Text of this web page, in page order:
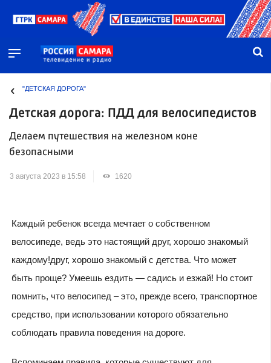
"ДЕТСКАЯ ДОРОГА"
Детская дорога: ПДД для велосипедистов
Делаем путешествия на железном коне
безопасными
3 августа 2023 в 15:58 1620
Каждый ребенок всегда мечтает о собственном
велосипеде, ведь это настоящий друг, хорошо знакомый
каждому!друг, хорошо знакомый с детства. Что может
быть проще? Умеешь ездить — садись и езжай! Но стоит
помнить, что велосипед – это, прежде всего, транспортное
средство, при использовании которого обязательно
соблюдать правила поведения на дороге.